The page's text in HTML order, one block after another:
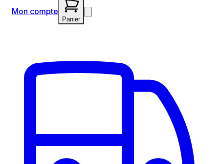
Mon compte
Panier